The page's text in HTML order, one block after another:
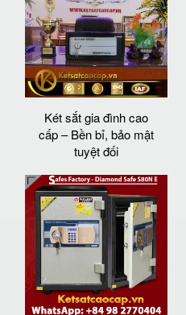
Két sắt gia đình cao
cấp – Bền bỉ, bảo mật
tuyệt đối